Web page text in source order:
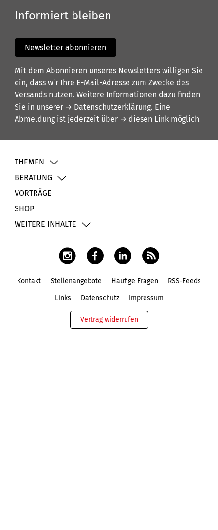
Informiert bleiben
Newsletter abonnieren
Mit dem Abonnieren unseres Newsletters willigen Sie
ein, dass wir Ihre E-Mail-Adresse zum Zwecke des
Versands nutzen. Weitere Informationen dazu finden
Sie in unserer → Datenschutzerklärung. Eine
Abmeldung ist jederzeit über → diesen Link möglich.
THEMEN
BERATUNG
VORTRÄGE
SHOP
WEITERE INHALTE
Kontakt Stellenangebote Häufige Fragen RSS-Feeds
Links Datenschutz Impressum
Vertrag widerrufen